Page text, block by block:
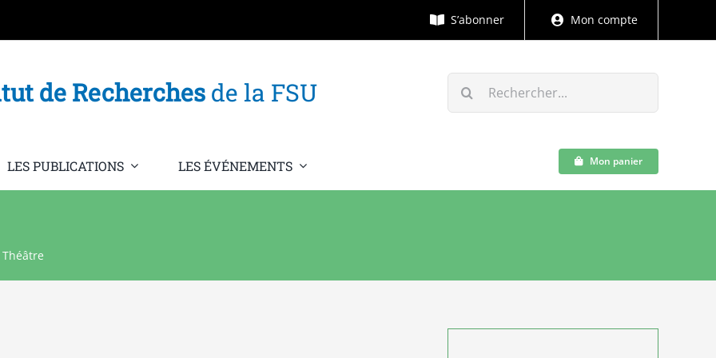
S’abonner Mon compte
de Recherchesde la FSU Rechercher:
LES PUBLICATIONS LES ÉVÉNEMENTS Mon panier
Théâtre